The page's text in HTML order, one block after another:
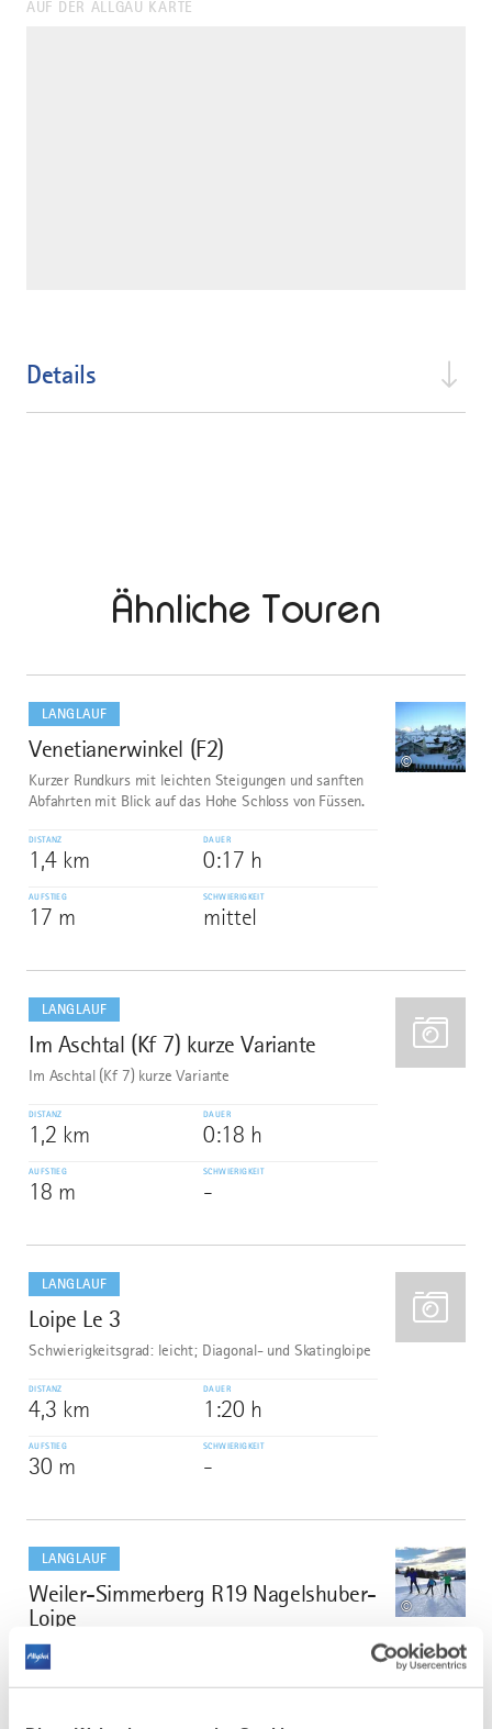
AUF DER ALLGÄU KARTE
Details
Ähnliche Touren
LANGLAUF
1
Venetianerwinkel (F2)
©
Kurzer Rundkurs mit leichten Steigungen und sanften
Abfahrten mit Blick auf das Hohe Schloss von Füssen.
DISTANZ
1,4 km
DAUER
0:17 h
AUFSTIEG
17 m
SCHWIERIGKEIT
mittel
dazu
LANGLAUF
2
Im Aschtal (Kf 7) kurze Variante
Im Aschtal (Kf 7) kurze Variante
DISTANZ
1,2 km
DAUER
0:18 h
AUFSTIEG
18 m
SCHWIERIGKEIT
-
dazu
LANGLAUF
3
Loipe Le 3
Schwierigkeitsgrad: leicht; Diagonal- und Skatingloipe
DISTANZ
4,3 km
DAUER
1:20 h
AUFSTIEG
30 m
SCHWIERIGKEIT
-
dazu
LANGLAUF
4
Weiler-Simmerberg R19 Nagelshuber-
Loipe
©
Mittelschwere Runde mit lohnendem Blick auf die
Nagefluhkette.
dazu